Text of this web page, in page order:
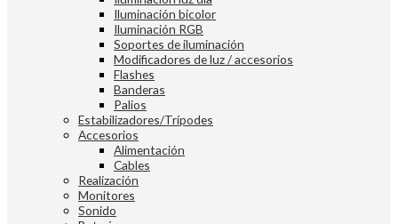
Iluminación bicolor
Iluminación RGB
Soportes de iluminación
Modificadores de luz / accesorios
Flashes
Banderas
Palios
Estabilizadores/Trípodes
Accesorios
Alimentación
Cables
Realización
Monitores
Sonido